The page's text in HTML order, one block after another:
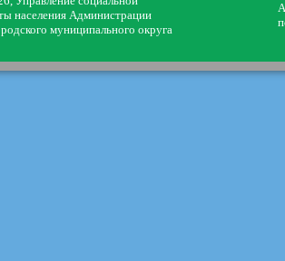
населения Администрации
муниципального округа